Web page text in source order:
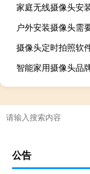
家庭无线摄像头安
户外安装摄像头需
摄像头定时拍照软
智能家用摄像头品
公告